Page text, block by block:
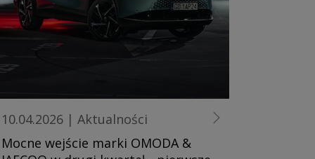
10.04.2026 | Aktualności
Mocne wejście marki OMODA &